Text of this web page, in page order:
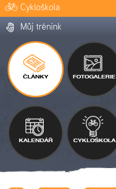
Cykloškola
Můj trénink
ČLÁNKY FOTOGALERIE
KALENDÁŘ CYKLOŠKOLA